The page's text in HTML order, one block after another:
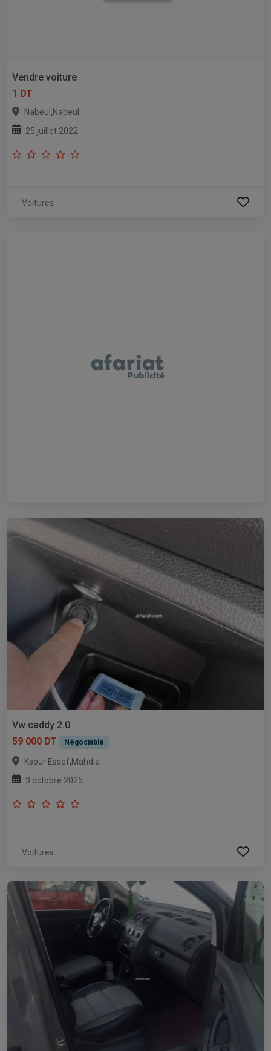
Vendre voiture
1 DT
Nabeul,Nabeul
25 juillet 2022
Voitures
Vw caddy 2.0
59 000 DT
Négociable
Ksour Essef,Mahdia
3 octobre 2025
Voitures